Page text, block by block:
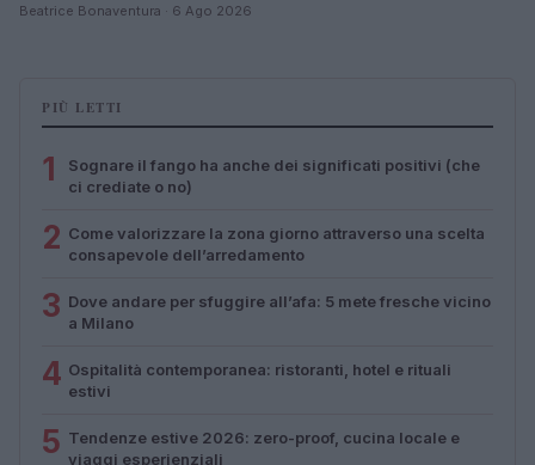
Beatrice Bonaventura · 6 Ago 2026
PIÙ LETTI
1
Sognare il fango ha anche dei significati positivi (che
ci crediate o no)
2 Come valorizzare la zona giorno attraverso una scelta
consapevole dell’arredamento
3 Dove andare per sfuggire all’afa: 5 mete fresche vicino
a Milano
4 Ospitalità contemporanea: ristoranti, hotel e rituali
estivi
5 Tendenze estive 2026: zero-proof, cucina locale e
viaggi esperienziali